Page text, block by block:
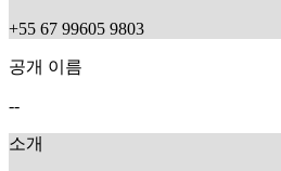
+55 67 99605 9803
공개 이름
--
소개